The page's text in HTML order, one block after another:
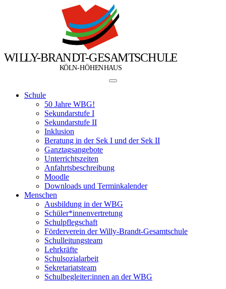
WILLY-BRANDT-GESAMTSCHULE
KÖLN-HÖHENHAUS
Schule
50 Jahre WBG!
Sekundarstufe I
Sekundarstufe II
Inklusion
Beratung in der Sek I und der Sek II
Ganztagsangebote
Unterrichtszeiten
Anfahrtsbeschreibung
Moodle
Downloads und Terminkalender
Menschen
Ausbildung in der WBG
Schüler*innenvertretung
Schulpflegschaft
Förderverein der Willy-Brandt-Gesamtschule
Schulleitungsteam
Lehrkräfte
Schulsozialarbeit
Sekretariatsteam
Schulbegleiter:innen an der WBG